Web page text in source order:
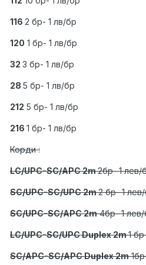
116 2 бр- 1 лв/бр
120 1 бр- 1 лв/бр
32 3 бр- 1 лв/бр
28 5 бр- 1 лв/бр
212 5 бр- 1 лв/бр
216 1 бр- 1 лв/бр
Корди :
LC/UPC-SC/APC 2m2бр- 1 лев/
SC/UPC-SC/UPC 2m2 бр- 1
SC/UPC-SC/APC 2m4бр- 1
LC/UPC-SC/UPC Duplex 2m1
SC/APC-SC/APC Duplex 2m